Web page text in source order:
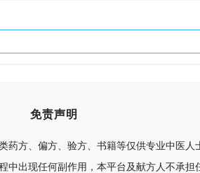
免责声明
药方、偏方、验方、书籍等仅供专业中医人
出现任何副作用，本平台及献方人不承担